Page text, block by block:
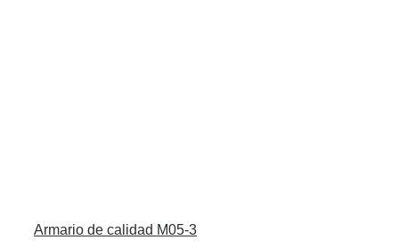
Armario de calidad M05-3